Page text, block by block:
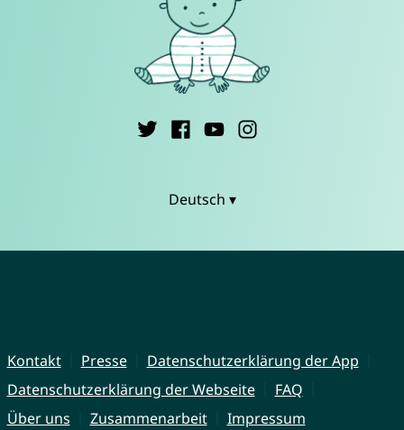
Deutsch ▾
Kontakt Presse
Datenschutzerklärung der App
Datenschutzerklärung der Webseite
FAQ
Über uns
Zusammenarbeit Impressum